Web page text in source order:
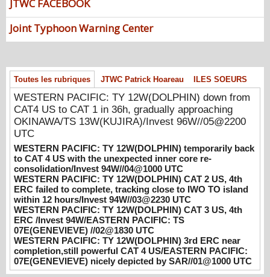
down from CAT4 US to CAT 1 in 36h,
gradually approaching OKINAWA/TS
13W(KUJIRA)/Invest 96W//05@2200 UTC
08/06/2026 -PATRICK HOAREAU
temporarily back to CAT 4 US with the
unexpected inner core re-
consolidation/Invest 94W//04@1000 UTC
08/04/2026 -PATRICK HOAREAU
WESTERN PACIFIC: TY 12W(DOLPHIN)
CAT 2 US, 4th ERC failed to complete,
tracking close to IWO TO island within 12
hours/Invest 94W//03@2230 UTC
08/04/2026 -PATRICK HOAREAU
WESTERN PACIFIC: TY 12W(DOLPHIN)
CAT 3 US, 4th ERC /Invest 94W/EASTERN
PACIFIC: TS 07E(GENEVIEVE) //02@1830
UTC
08/02/2026 -PATRICK HOAREAU
WESTERN PACIFIC: TY 12W(DOLPHIN)
JTWC FACEBOOK
Joint Typhoon Warning Center
Toutes les rubriques JTWC Patrick Hoareau ILES SOEURS
WESTERN PACIFIC: TY 12W(DOLPHIN) down from
CAT4 US to CAT 1 in 36h, gradually approaching
OKINAWA/TS 13W(KUJIRA)/Invest 96W//05@2200
UTC
WESTERN PACIFIC: TY 12W(DOLPHIN) temporarily back
to CAT 4 US with the unexpected inner core re-
consolidation/Invest 94W//04@1000 UTC
WESTERN PACIFIC: TY 12W(DOLPHIN) CAT 2 US, 4th
ERC failed to complete, tracking close to IWO TO island
within 12 hours/Invest 94W//03@2230 UTC
WESTERN PACIFIC: TY 12W(DOLPHIN) CAT 3 US, 4th
ERC /Invest 94W/EASTERN PACIFIC: TS
07E(GENEVIEVE) //02@1830 UTC
WESTERN PACIFIC: TY 12W(DOLPHIN) 3rd ERC near
completion,still powerful CAT 4 US/EASTERN PACIFIC:
07E(GENEVIEVE) nicely depicted by SAR//01@1000 UTC